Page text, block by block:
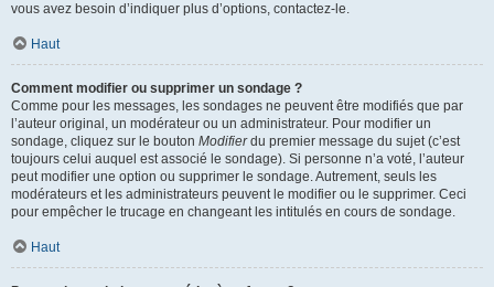
vous avez besoin d’indiquer plus d’options, contactez-le.
Haut
Comment modifier ou supprimer un sondage ?
Comme pour les messages, les sondages ne peuvent être modifiés que par
l’auteur original, un modérateur ou un administrateur. Pour modifier un
sondage, cliquez sur le bouton Modifierdu premier message du sujet (c’est
toujours celui auquel est associé le sondage). Si personne n’a voté, l’auteur
peut modifier une option ou supprimer le sondage. Autrement, seuls les
modérateurs et les administrateurs peuvent le modifier ou le supprimer. Ceci
pour empêcher le trucage en changeant les intitulés en cours de sondage.
Haut